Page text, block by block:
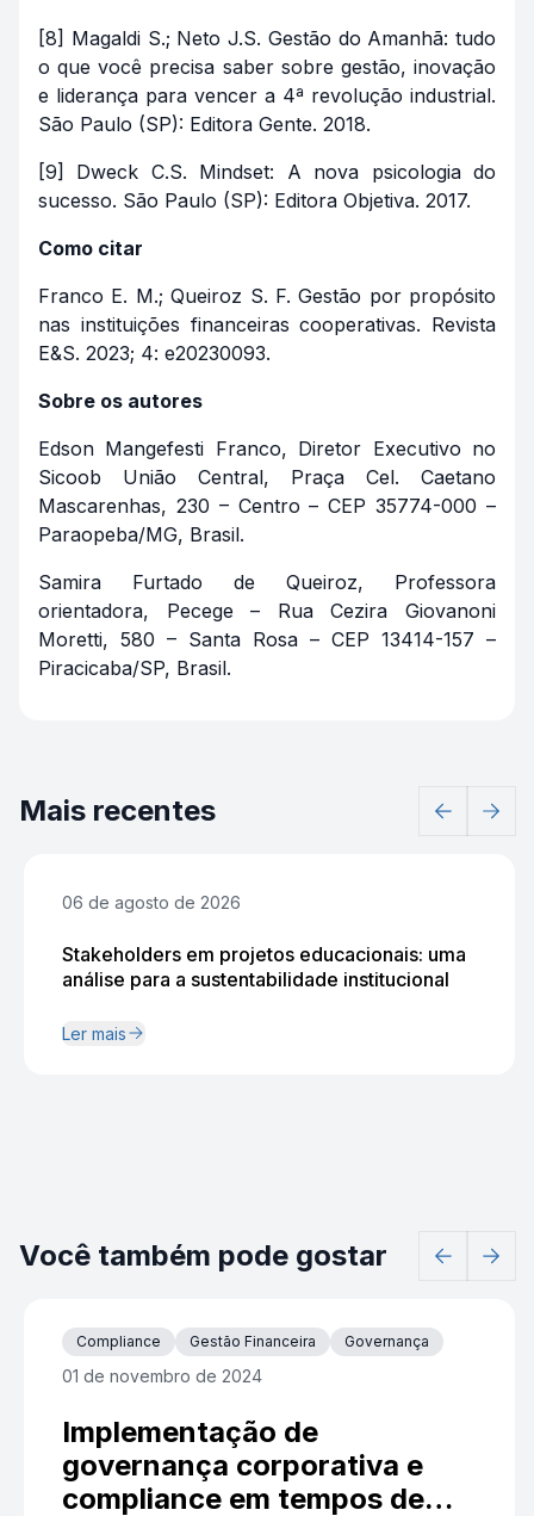
[8] Magaldi S.; Neto J.S. Gestão do Amanhã: tudo
o que você precisa saber sobre gestão, inovação
e liderança para vencer a 4ª revolução industrial.
São Paulo (SP): Editora Gente. 2018.
[9] Dweck C.S. Mindset: A nova psicologia do
sucesso. São Paulo (SP): Editora Objetiva. 2017.
Como citar
Franco E. M.; Queiroz S. F. Gestão por propósito
nas instituições financeiras cooperativas. Revista
E&S. 2023; 4: e20230093.
Sobre os autores
Edson Mangefesti Franco, Diretor Executivo no
Sicoob União Central, Praça Cel. Caetano
Mascarenhas, 230 – Centro – CEP 35774-000 –
Paraopeba/MG, Brasil.
Samira Furtado de Queiroz, Professora
orientadora, Pecege – Rua Cezira Giovanoni
Moretti, 580 – Santa Rosa – CEP 13414-157 –
Piracicaba/SP, Brasil.
Mais recentes
06 de agosto de 2026
Stakeholders em projetos educacionais: uma
análise para a sustentabilidade institucional
Ler mais
Você também pode gostar
Compliance Gestão Financeira Governança
01 de novembro de 2024
Implementação de
governança corporativa e
compliance em tempos de